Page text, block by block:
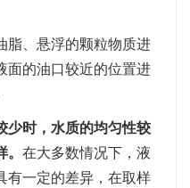
脂、悬浮的颗粒物质进
面的油口较近的位置进
少时，水质的均匀性较
在大多数情况下，液
有一定的差异，在取样